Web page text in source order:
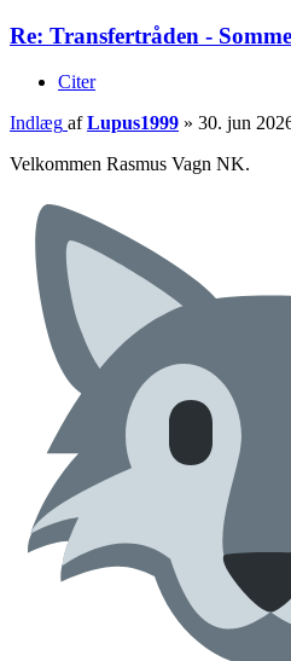
Re: Transfertråden -
Citer
Indlæg afLupus1999 » 30. jun
Velkommen Rasmus Vagn NK.